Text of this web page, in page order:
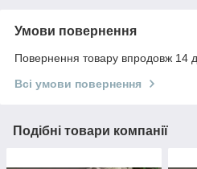
Умови повернення
Повернення товару впродовж 14
Всі умови повернення
Подібні товари компанії